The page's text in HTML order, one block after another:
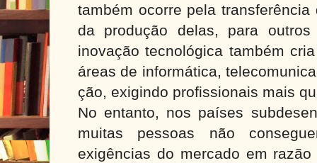
também ocorre pela
da produção delas, para
inovação tecnológica também
áreas de informática,
ção, exigindo profissionais mais
No entanto, nos países
muitas pessoas não
exigências do mercado em